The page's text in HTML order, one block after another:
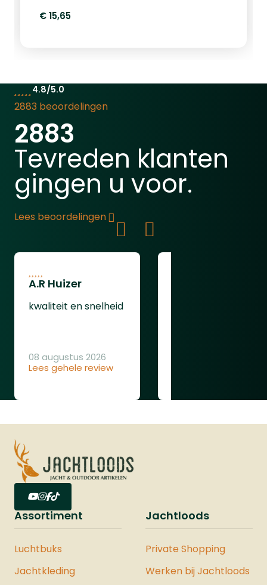
impact. Gewicht per kogeltje 10,34 grain
€ 15,65
4.8/5.0
2883 beoordelingen
2883
Tevreden klanten
gingen u voor.
Lees beoordelingen
A.R Huizer
kwaliteit en snelheid
Lees gehele review
08 augustus 2026
Assortiment
Luchtbuks
Jachtkleding
Jachtloods
Private Shopping
Werken bij Jachtloods